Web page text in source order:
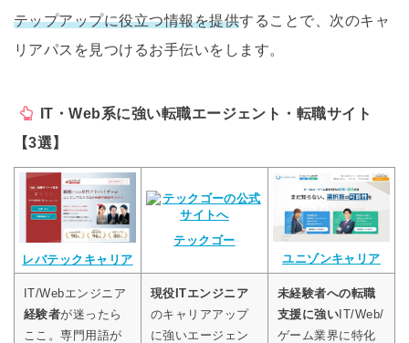
テップアップに役立つ情報を提供することで、次のキャ
リアパスを見つけるお手伝いをします。
IT・Web系に強い転職エージェント・転職サイト
【3選】
レバテックキャリア
テックゴー
ユニゾンキャリア
IT/Webエンジニア
経験者が迷ったら
ここ。専門用語が
現役ITエンジニア
のキャリアアップ
に強いエージェン
未経験者への転職
支援に強い IT/Web/
ゲーム業界に特化